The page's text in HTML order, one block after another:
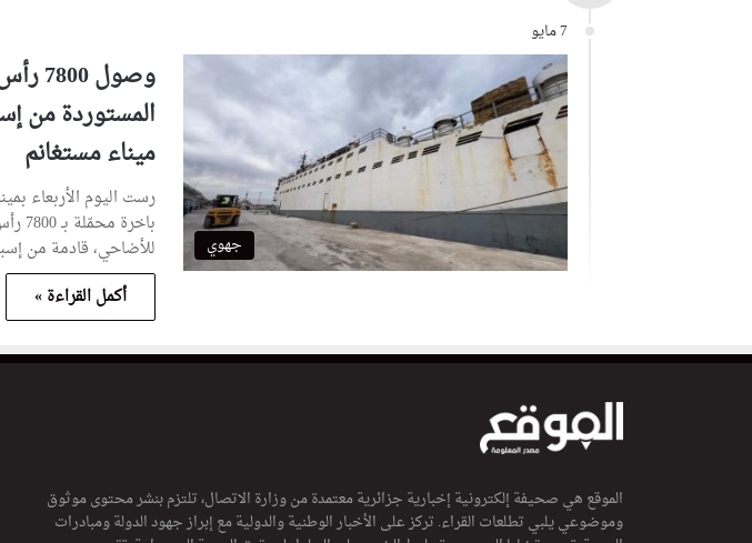
7 مايو
جهوي
وصول
المستوردة من
ميناء مستغانم
رست اليوم الأربعاء
للأضاحي، قادمة من
أكمل القراءة »
الموقع هي صحيفة إلكترونية إخبارية جزائرية معتمدة من وزارة الاتصال، تلتزم بنشر محتوى موثوق
وموضوعي يلبي تطلعات القراء. تركز على الأخبار الوطنية والدولية مع إبراز جهود الدولة ومبادرات